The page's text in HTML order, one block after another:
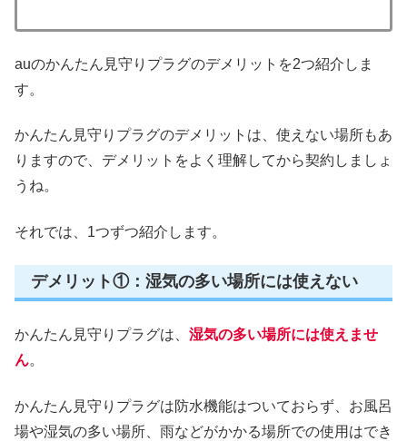
auのかんたん見守りプラグのデメリットを2つ紹介しま
す。
かんたん見守りプラグのデメリットは、使えない場所もあ
りますので、デメリットをよく理解してから契約しましょ
うね。
それでは、1つずつ紹介します。
デメリット①：湿気の多い場所には使えない
かんたん見守りプラグは、 湿気の多い場所には使えませ
ん。
かんたん見守りプラグは防水機能はついておらず、お風呂
場や湿気の多い場所、雨などがかかる場所での使用はでき